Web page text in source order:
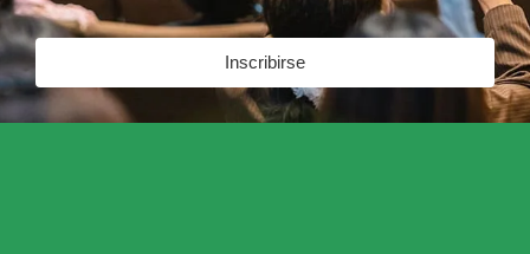
Inscribirse